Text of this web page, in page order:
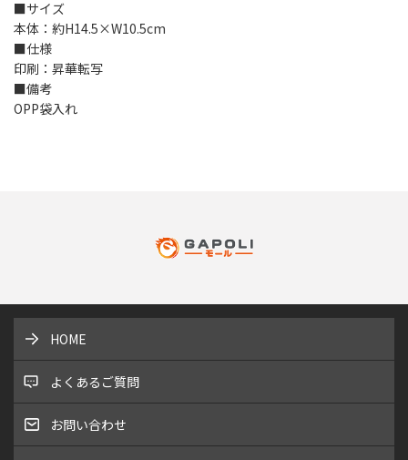
■サイズ
本体：約H14.5×W10.5cm
■仕様
印刷：昇華転写
■備考
OPP袋入れ
HOME
よくあるご質問
お問い合わせ